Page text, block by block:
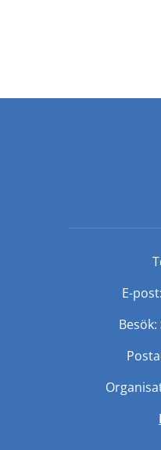
E-post:
Besök: